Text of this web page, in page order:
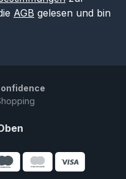
AGB gelesen und bin